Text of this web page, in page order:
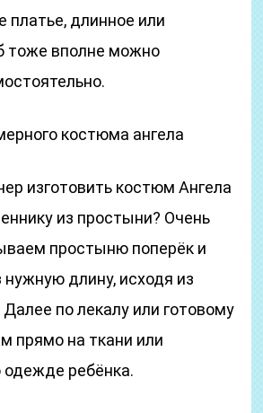
платье, длинное или
тоже вполне можно
костюма ангела
изготовить костюм Ангела
из простыни? Очень
простыню поперёк и
длину, исходя из
по лекалу или готовому
прямо на ткани или
ребёнка.